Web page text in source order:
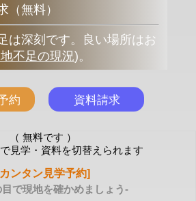
（無料）
は深刻です。良い場所はお
不足の現況)。
（ 無料です ）
で見学・資料を切替えられます
ンタン見学予約]
で現地を確かめましょう-